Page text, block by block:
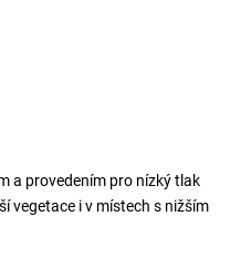
a provedením pro nízký tlak
vegetace i v místech s nižším